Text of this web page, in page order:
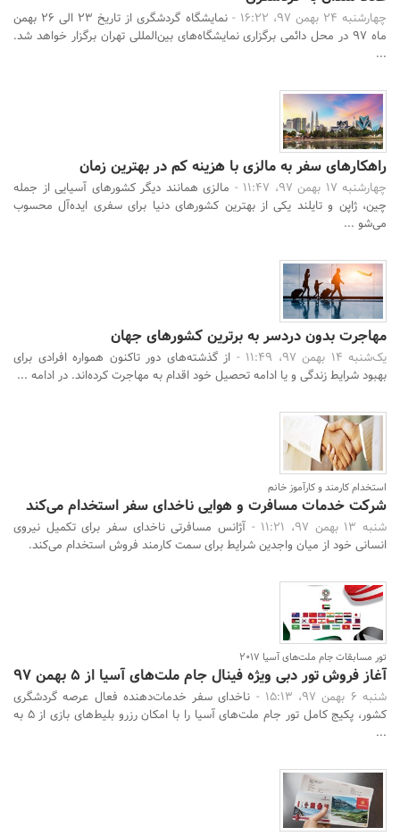
چهارشنبه 24 بهمن 97، 16:22 -
نمایشگاه گردشگری از تاریخ 23 الی 26 بهمن
ماه 97 در محل دائمی برگزاری نمایشگاه‌های بین‌المللی تهران برگزار خواهد شد.
...
راهکارهای سفر به مالزی با هزینه کم در بهترین زمان
چهارشنبه 17 بهمن 97، 11:47 -
مالزی همانند دیگر کشورهای آسیایی از جمله
چین، ژاپن و تایلند یکی از بهترین کشورهای دنیا برای سفری ایده‌آل محسوب
می‌شو ...
مهاجرت بدون دردسر به برترین کشورهای جهان
یک‌شنبه 14 بهمن 97، 11:49 -
از گذشته‌های دور تاکنون همواره افرادی برای
بهبود شرایط زندگی و یا ادامه تحصیل خود اقدام به مهاجرت کرده‌اند. در ادامه ...
استخدام کارمند و کارآموز خانم
شرکت خدمات مسافرت و هوایی ناخدای سفر استخدام می‌کند
شنبه 13 بهمن 97، 11:21 -
آژانس مسافرتی ناخدای سفر برای تکمیل نیروی
انسانی خود از میان واجدین شرایط برای سمت کارمند فروش استخدام می‌کند.
تور مسابقات جام ملت‌های آسیا 2017
آغاز فروش تور دبی ویژه فینال جام ملت‌های آسیا از 5 بهمن 97
شنبه 6 بهمن 97، 15:13 -
ناخدای سفر خدمات‌دهنده فعال عرصه گردشگری
کشور، پکیج کامل تور جام ملت‌های آسیا را با امکان رزرو بلیط‌های بازی از 5 به
...